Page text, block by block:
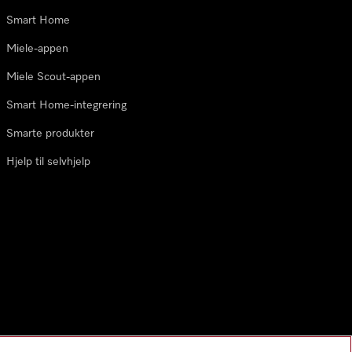
Smart Home
Miele-appen
Miele Scout-appen
Smart Home-integrering
Smarte produkter
Hjelp til selvhjelp